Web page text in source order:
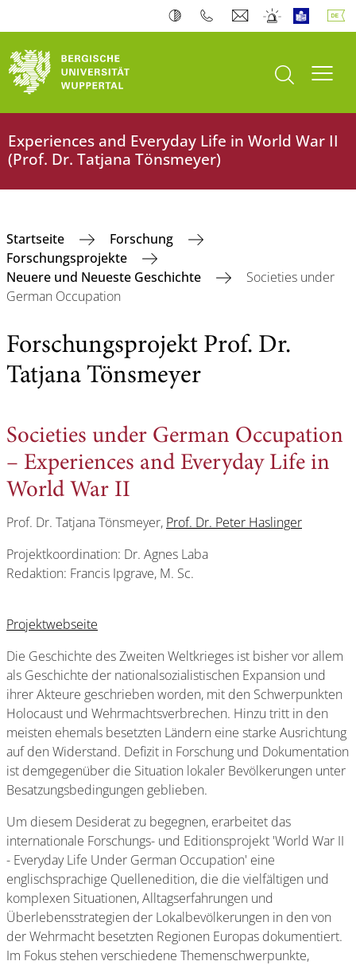
Suche öffnen
Experiences and Everyday Life in World War II
(Prof. Dr. Tatjana Tönsmeyer)
Startseite
Forschung
Forschungsprojekte
Neuere und Neueste Geschichte
Societies under
German Occupation
Forschungsprojekt Prof. Dr.
Tatjana Tönsmeyer
Societies under German Occupation
– Experiences and Everyday Life in
World War II
Prof. Dr. Tatjana Tönsmeyer, Prof. Dr. Peter Haslinger
Projektkoordination: Dr. Agnes Laba
Redaktion: Francis Ipgrave, M. Sc.
Projektwebseite
Die Geschichte des Zweiten Weltkrieges ist bisher vor allem
als Geschichte der nationalsozialistischen Expansion und
ihrer Akteure geschrieben worden, mit den Schwerpunkten
Holocaust und Wehrmachtsverbrechen. Hinzu tritt in den
meisten ehemals besetzten Ländern eine starke Ausrichtung
auf den Widerstand. Defizit in Forschung und Dokumentation
ist demgegenüber die Situation lokaler Bevölkerungen unter
Besatzungsbedingungen geblieben.
Um diesem Desiderat zu begegnen, erarbeitet das
internationale Forschungs- und Editionsprojekt 'World War II
- Everyday Life Under German Occupation' eine
englischsprachige Quellenedition, die die vielfältigen und
komplexen Situationen, Alltagserfahrungen und
Überlebensstrategien der Lokalbevölkerungen in den von
der Wehrmacht besetzten Regionen Europas dokumentiert.
Im Fokus stehen verschiedene Themenschwerpunkte,